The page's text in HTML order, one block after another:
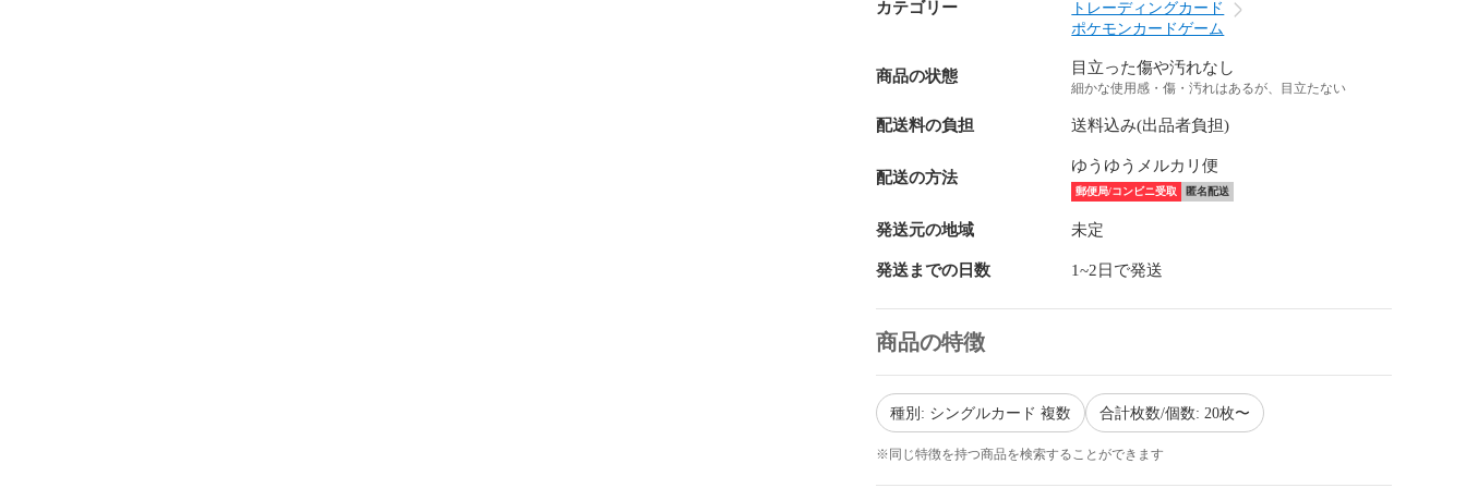
カテゴリー
トレーディングカード
ポケモンカードゲーム
商品の状態 目立った傷や汚れなし
細かな使用感・傷・汚れはあるが、目立たない
配送料の負担 送料込み(出品者負担)
配送の方法
ゆうゆうメルカリ便
郵便局/コンビニ受取 匿名配送
発送元の地域 未定
発送までの日数 1~2日で発送
商品の特徴
種別: シングルカード 複数 合計枚数/個数: 20枚〜
※同じ特徴を持つ商品を検索することができます